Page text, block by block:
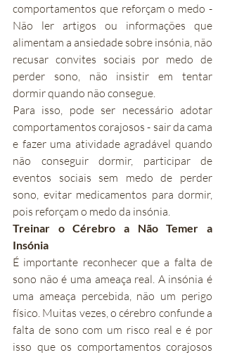
comportamentos que reforçam o medo -
Não ler artigos ou informações que
alimentam a ansiedade sobre insónia, não
recusar convites sociais por medo de
perder sono, não insistir em tentar
dormir quando não consegue.
Para isso, pode ser necessário adotar
comportamentos corajosos - sair da cama
e fazer uma atividade agradável quando
não conseguir dormir, participar de
eventos sociais sem medo de perder
sono, evitar medicamentos para dormir,
pois reforçam o medo da insónia.
Treinar o Cérebro a Não Temer a
Insónia
É importante reconhecer que a falta de
sono não é uma ameaça real. A insónia é
uma ameaça percebida, não um perigo
físico. Muitas vezes, o cérebro confunde a
falta de sono com um risco real e é por
isso que os comportamentos corajosos